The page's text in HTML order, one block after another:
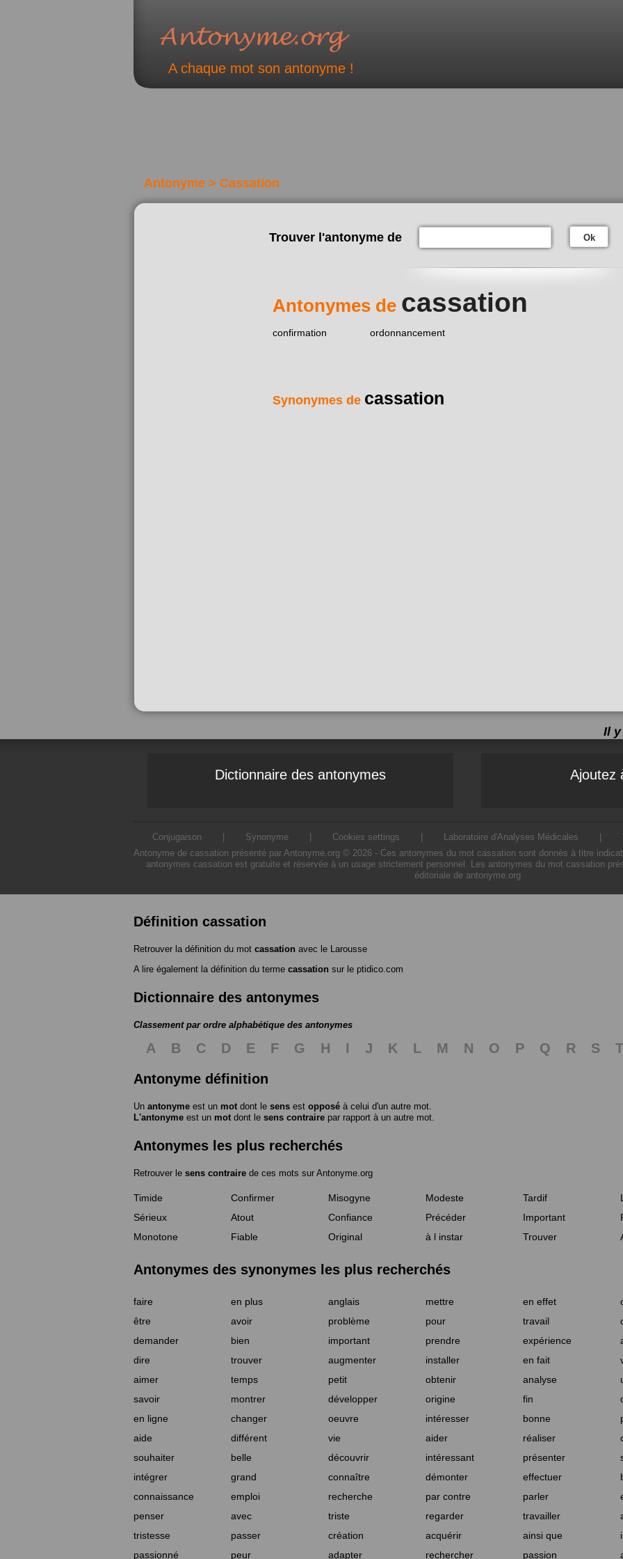
A chaque mot son antonyme !
Antonyme > Cassation
Trouver l'antonyme de Ok
Antonymes de cassation
confirmation ordonnancement
Synonymes de cassation
Il y
Dictionnaire des antonymes Ajoutez
Conjugaison Synonyme Cookies settings Laboratoire d'Analyses Médicales
Antonyme de cassation présenté par Antonyme.org © 2026 - Ces antonymes du mot cassation sont donnés à titre
antonymes cassation est gratuite et réservée à un usage strictement personnel. Les antonymes du mot cassation
éditoriale de antonyme.org
Définition cassation
Retrouver la définition du mot cassation avec le Larousse
A lire également la définition du terme cassation sur le ptidico.com
Dictionnaire des antonymes
Classement par ordre alphabétique des antonymes
A B C D E F G H I J K L M N O P Q R S T
Antonyme définition
Un antonyme est un mot dont le sens est opposé à celui d'un autre mot.
L'antonyme est un mot dont le sens contraire par rapport à un autre mot.
Antonymes les plus recherchés
Retrouver le sens contraire de ces mots sur Antonyme.org
Timide Confirmer Misogyne Modeste Tardif
Sérieux
Atout Confiance Précéder Important
Monotone
Fiable Original à l instar Trouver
Antonymes des synonymes les plus recherchés
faire en plus anglais mettre en effet
être
avoir problème pour travail
demander
bien important prendre expérience
dire
trouver augmenter installer en fait
aimer
temps petit obtenir analyse
savoir
montrer développer origine fin
en ligne
changer oeuvre intéresser bonne
aide
différent vie aider réaliser
souhaiter
belle découvrir intéressant présenter
intégrer
grand connaître démonter effectuer
connaissance
emploi recherche par contre parler
penser
avec triste regarder travailler
tristesse
passer création acquérir ainsi que
passionné
peur adapter rechercher passion